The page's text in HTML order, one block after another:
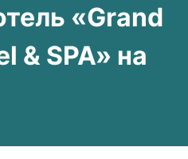
«Grand
& SPA» на